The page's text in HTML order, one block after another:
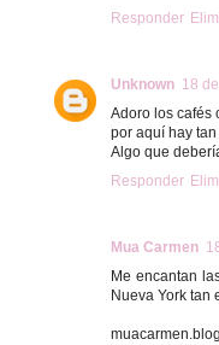
Responder
Unknown 18
Adoro los cafés
por aquí hay
Algo que
Responder
Mua Carmen
Me encantan
Nueva York tan